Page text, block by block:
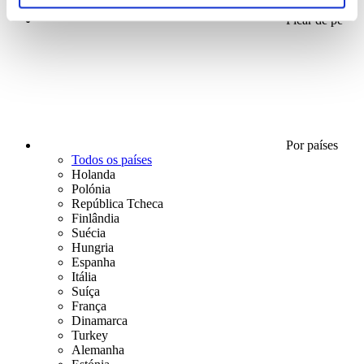
Ficar de pé
Por países
Todos os países
Holanda
Polónia
República Tcheca
Finlândia
Suécia
Hungria
Espanha
Itália
Suíça
França
Dinamarca
Turkey
Alemanha